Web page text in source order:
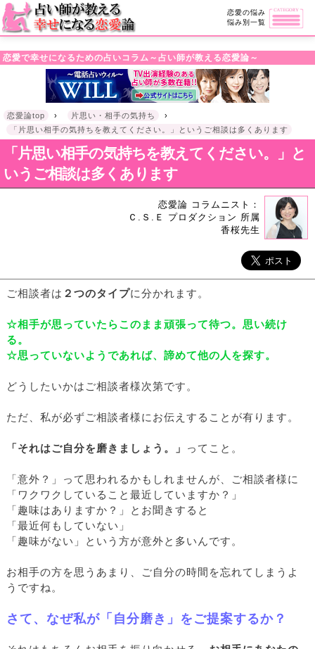
・!DOCTYPE html>l
恋愛の悩み
悩み別一覧
恋愛で幸せになるための占いコラム～占い師が教える恋愛論～
恋愛論top › 片思い・相手の気持ち
›
「片思い相手の気持ちを教えてください。」というご相談は多くあります
「片思い相手の気持ちを教えてください。」と
いうご相談は多くあります
恋愛論 コラムニスト：
Ｃ.Ｓ.Ｅ プロダクション 所属
香桜先生
ご相談者は ２つのタイプに分かれます。
☆相手が思っていたらこのまま頑張って待つ。思い続け
る。
☆思っていないようであれば、諦めて他の人を探す。
どうしたいかはご相談者様次第です。
ただ、私が必ずご相談者様にお伝えすることが有ります。
「それはご自分を磨きましょう。」 ってこと。
「意外？」って思われるかもしれませんが、ご相談者様に
「ワクワクしていること最近していますか？」
「趣味はありますか？」とお聞きすると
「最近何もしていない」
「趣味がない」という方が意外と多いんです。
お相手の方を思うあまり、ご自分の時間を忘れてしまうよ
うですね。
さて、なぜ私が「自分磨き」をご提案するか？